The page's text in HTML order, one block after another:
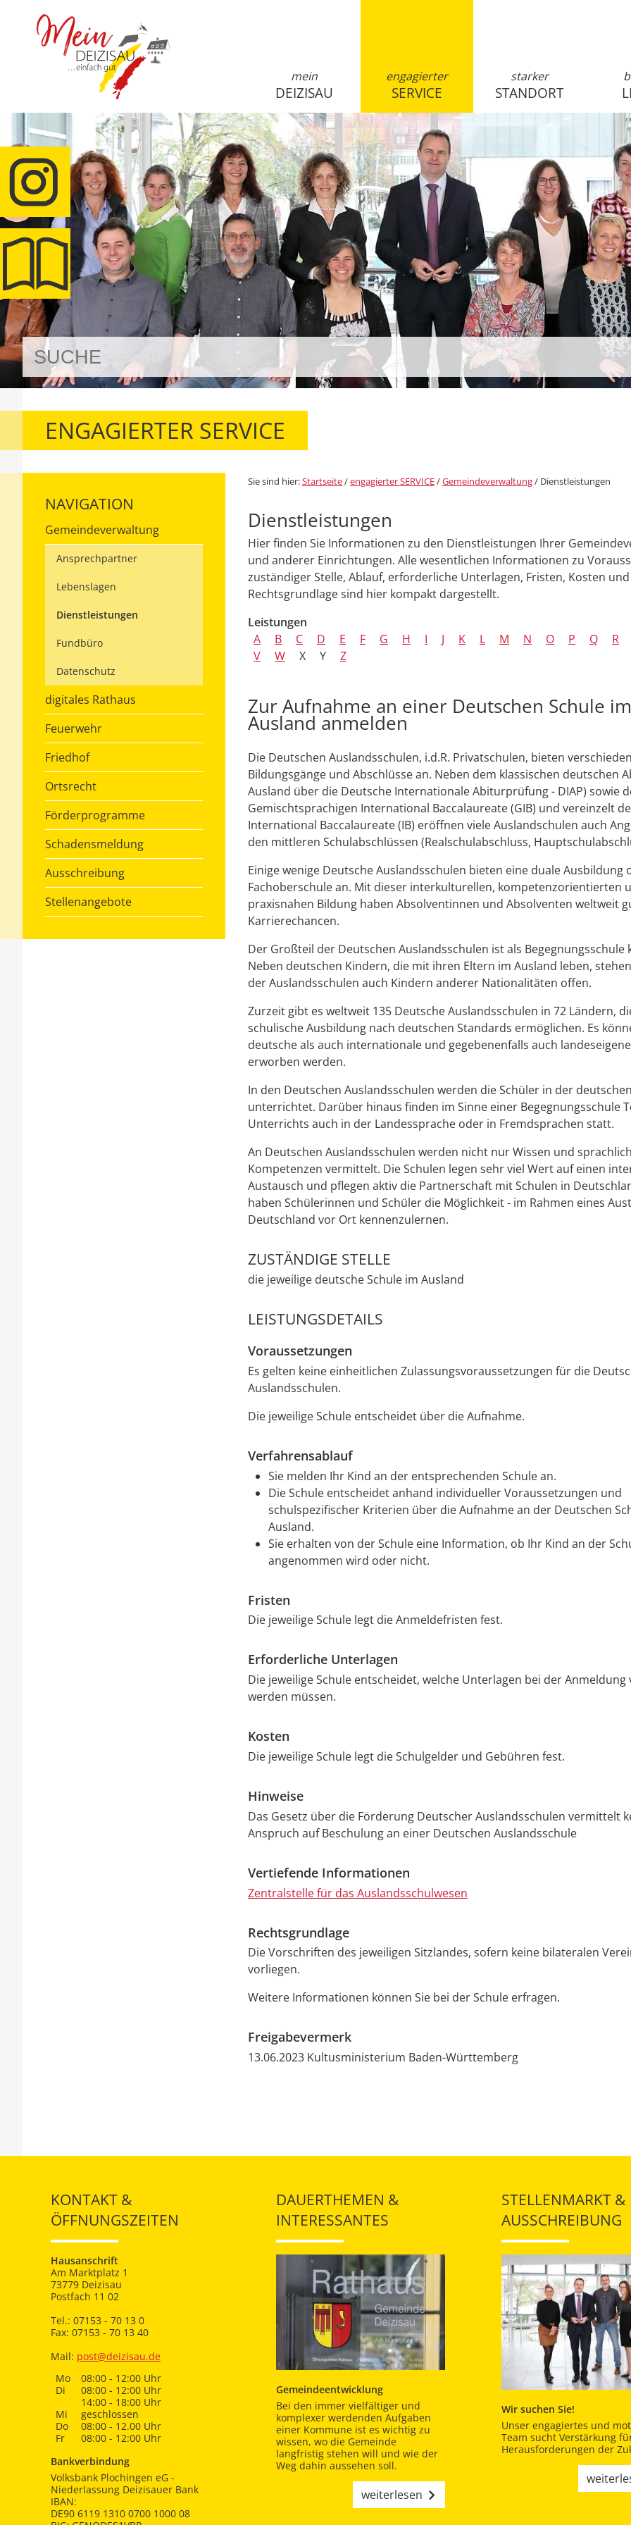
mein
DEIZISAU
engagierter
SERVICE
starker
STANDORT
ENGAGIERTER SERVICE
NAVIGATION
Gemeindeverwaltung
Ansprechpartner
Lebenslagen
Dienstleistungen
Fundbüro
Datenschutz
digitales Rathaus
Feuerwehr
Friedhof
Ortsrecht
Förderprogramme
Schadensmeldung
Ausschreibung
Stellenangebote
Sie sind hier:Startseite/engagierter SERVICE/Gemeindeverwaltung/ Dienstleistungen
Dienstleistungen
Hier finden Sie Informationen zu den Dienstleistungen Ihrer
und anderer Einrichtungen. Alle wesentlichen Informationen zu
zuständiger Stelle, Ablauf, erforderliche Unterlagen, Fristen, Kosten
Rechtsgrundlage sind hier kompakt dargestellt.
Leistungen
A
B C D E F G H I J K L M N O P Q R
V
W X Y Z
Zur Aufnahme an einer Deutschen Schule im
Ausland anmelden
Die Deutschen Auslandsschulen, i.d.R. Privatschulen, bieten
Bildungsgänge und Abschlüsse an. Neben dem klassischen deutschen
Ausland über die Deutsche Internationale Abiturprüfung - DIAP) sowie
Gemischtsprachigen International Baccalaureate (GIB) und vereinzelt
International Baccalaureate (IB) eröffnen viele Auslandschulen auch
den mittleren Schulabschlüssen (Realschulabschluss,
Einige wenige Deutsche Auslandsschulen bieten eine duale Ausbildung
Fachoberschule an. Mit dieser interkulturellen, kompetenzorientierten
praxisnahen Bildung haben Absolventinnen und Absolventen weltweit
Karrierechancen.
Der Großteil der Deutschen Auslandsschulen ist als Begegnungsschule
Neben deutschen Kindern, die mit ihren Eltern im Ausland leben,
der Auslandsschulen auch Kindern anderer Nationalitäten offen.
Zurzeit gibt es weltweit 135 Deutsche Auslandsschulen in 72 Ländern,
schulische Ausbildung nach deutschen Standards ermöglichen. Es
deutsche als auch internationale und gegebenenfalls auch
erworben werden.
In den Deutschen Auslandsschulen werden die Schüler in der
unterrichtet. Darüber hinaus finden im Sinne einer Begegnungsschule
Unterrichts auch in der Landessprache oder in Fremdsprachen statt.
An Deutschen Auslandsschulen werden nicht nur Wissen und
Kompetenzen vermittelt. Die Schulen legen sehr viel Wert auf einen
Austausch und pflegen aktiv die Partnerschaft mit Schulen in
haben Schülerinnen und Schüler die Möglichkeit - im Rahmen eines
Deutschland vor Ort kennenzulernen.
ZUSTÄNDIGE STELLE
die jeweilige deutsche Schule im Ausland
LEISTUNGSDETAILS
Voraussetzungen
Es gelten keine einheitlichen Zulassungsvoraussetzungen für die
Auslandsschulen.
Die jeweilige Schule entscheidet über die Aufnahme.
Verfahrensablauf
Sie melden Ihr Kind an der entsprechenden Schule an.
Die Schule entscheidet anhand individueller Voraussetzungen und
schulspezifischer Kriterien über die Aufnahme an der Deutschen
Ausland.
Sie erhalten von der Schule eine Information, ob Ihr Kind an der
angenommen wird oder nicht.
Fristen
Die jeweilige Schule legt die Anmeldefristen fest.
Erforderliche Unterlagen
Die jeweilige Schule entscheidet, welche Unterlagen bei der Anmeldung
werden müssen.
Kosten
Die jeweilige Schule legt die Schulgelder und Gebühren fest.
Hinweise
Das Gesetz über die Förderung Deutscher Auslandsschulen vermittelt
Anspruch auf Beschulung an einer Deutschen Auslandsschule
Vertiefende Informationen
Zentralstelle für das Auslandsschulwesen
Rechtsgrundlage
Die Vorschriften des jeweiligen Sitzlandes, sofern keine bilateralen
vorliegen.
Weitere Informationen können Sie bei der Schule erfragen.
Freigabevermerk
13.06.2023 Kultusministerium Baden-Württemberg
KONTAKT &
ÖFFNUNGSZEITEN
Hausanschrift
Am Marktplatz 1
73779 Deizisau
Postfach 11 02
Tel.: 07153 - 70 13 0
Fax: 07153 - 70 13 40
Mail: post@deizisau.de
Mo
08:00 - 12:00 Uhr
Di
08:00 - 12:00 Uhr
14:00 - 18:00 Uhr
Mi
geschlossen
Do
08:00 - 12.00 Uhr
Fr
08:00 - 12:00 Uhr
Bankverbindung
Volksbank Plochingen eG -
Niederlassung Deizisauer Bank
IBAN:
DE90 6119 1310 0700 1000 08
DAUERTHEMEN &
INTERESSANTES
Gemeindeentwicklung
Bei den immer vielfältiger und
komplexer werdenden Aufgaben
einer Kommune ist es wichtig zu
wissen, wo die Gemeinde
langfristig stehen will und wie der
Weg dahin aussehen soll.
weiterlesen
STELLENMARKT &
AUSSCHREIBUNG
Wir suchen Sie!
Unser engagiertes und
Team sucht Verstärkung
Herausforderungen der